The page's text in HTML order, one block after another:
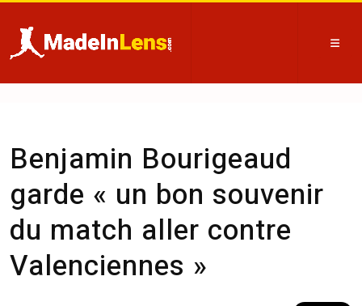
Benjamin Bourigeaud
garde « un bon souvenir
du match aller contre
Valenciennes »